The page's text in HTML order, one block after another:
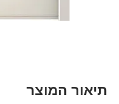
תיאור המוצר